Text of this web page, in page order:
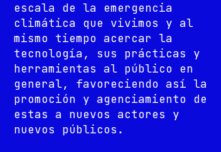
escala de la emergencia
climática que vivimos y al
mismo tiempo acercar la
tecnología, sus prácticas y
herramientas al público en
general, favoreciendo así la
promoción y agenciamiento de
estas a nuevos actores y
nuevos públicos.